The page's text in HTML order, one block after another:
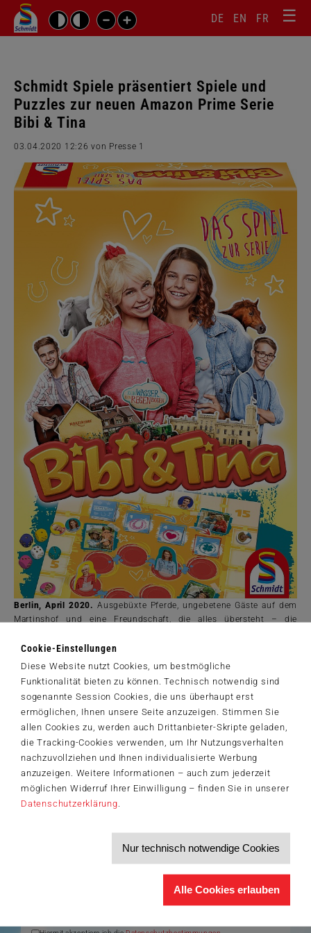
Cookie-Einstellungen
Diese Website nutzt Cookies, um bestmögliche
Funktionalität bieten zu können. Technisch notwendig sind
sogenannte Session Cookies, die uns überhaupt erst
ermöglichen, Ihnen unsere Seite anzuzeigen. Stimmen Sie
allen Cookies zu, werden auch Drittanbieter-Skripte geladen,
die Tracking-Cookies verwenden, um Ihr Nutzungsverhalten
nachzuvollziehen und Ihnen individualisierte Werbung
anzuzeigen. Weitere Informationen – auch zum jederzeit
möglichen Widerruf Ihrer Einwilligung – finden Sie in unserer
Datenschutzerklärung.
Nur technisch notwendige Cookies
Alle Cookies erlauben
☰
DE EN FR
Suchbegriffe
Schmidt Spiele präsentiert Spiele und
Puzzles zur neuen Amazon Prime Serie
Bibi & Tina
03.04.2020 12:26 von Presse 1
Berlin, April 2020. Ausgebüxte Pferde, ungebetene Gäste auf dem
Martinshof und eine Freundschaft, die alles übersteht – die
begeistern Klein und Groß. Neben vielen Filmen, darunter vier
Kinofilme, diversen Hörspielen, laufen die Abenteuer um die
produzierte Serie auf Amazon Prime. Daran angelehnt präsentiert
der Berliner Spieleverlag Schmidt Spiele nun vier neue Puzzles und
zwei Spiele, welche für Spielspaß in den Kinderzimmern sorgen...
Der Schmidt-Spiele-Newsletter
Jetzt anmelden und 5€ Willkommensrabatt sichern
Bleiben Sie auf dem Laufenden zu Neuheiten, Trends und aktuellen
Themen rund um Schmidt
Produktneuheiten und Sortimentserweiterungen
Informationen zu Veranstaltungen und Aktionen
Service-Informationen, z.B. zur Ersatzteilversorgung
Ich möchte den Schmidt-Spiele-Newsletter erhalten. Die Abmeldung ist